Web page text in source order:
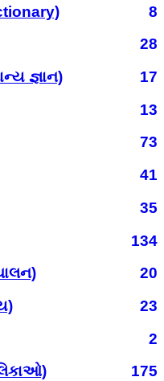
8
28
જ્ઞાન)
17
13
73
41
35
134
20
23
2
175